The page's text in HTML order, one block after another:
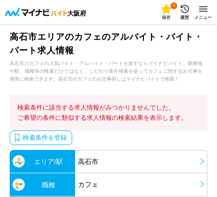
大阪府
0
保存 履歴 メニュー
高石市エリアのカフェのアルバイト・バイト・
パート求人情報
高石市のカフェの人気バイト・アルバイト・パートを探すならマイナビバイト。勤務地
や駅、職種等の検索だけではなく、こだわり条件検索を使ってカフェに関するお仕事を
簡単に検索できます。高石市のカフェのお仕事探しはマイナビバイトで検索！
検索条件に該当する求人情報がみつかりませんでした。
ご希望の条件に類似する求人情報の検索結果を表示します。
検索条件を登録
エリア/駅 高石市
職種 カフェ